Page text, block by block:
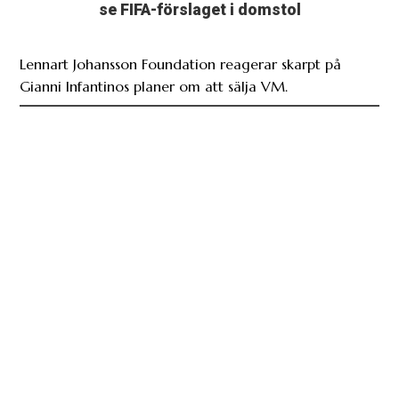
se FIFA-förslaget i domstol
Lennart Johansson Foundation reagerar skarpt på
Gianni Infantinos planer om att sälja VM.